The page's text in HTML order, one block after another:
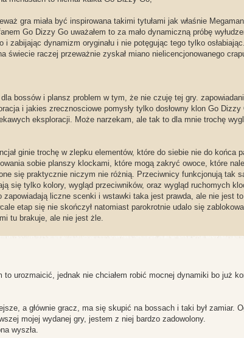
gra miała być inspirowana takimi tytułami jak właśnie
Go Dizzy Go uważałem to za mało dynamiczną próbę
zabijając dynamizm oryginału i nie potęgując tego tylko
raczej przeważnie zyskał miano nielicencjonowanego
bossów i plansz problem w tym, że nie czuję tej gry.
i jakies zrecznosciowe pomysły tylko dosłowny klon Go Dizzy
eksploracji. Może narzekam, ale tak to dla mnie trochę
ginie trochę w zlepku elementów, które do siebie nie do końca
sobie planszy klockami, które mogą zakryć owoce, które
się praktycznie niczym nie różnią. Przeciwnicy funkcjonują tak
się tylko kolory, wygląd przeciwników, oraz wygląd ruchomych
liczne scenki i wstawki taka jest prawda, ale nie jest to
etap się nie skończył natomiast parokrotnie udalo się
tu brakuje, ale nie jest żle.
urozmaicić, jednak nie chciałem robić mocnej dynamiki bo już
a głównie gracz, ma się skupić na bossach i taki był zamiar.
mojej wydanej gry, jestem z niej bardzo zadowolony.
wyszła.